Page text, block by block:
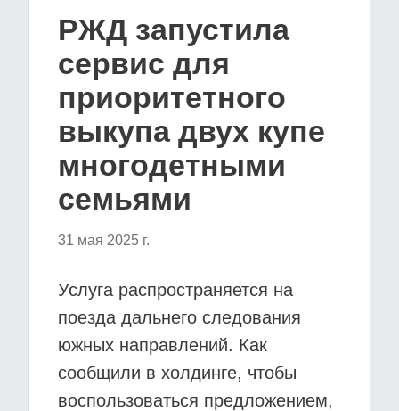
РЖД запустила
сервис для
приоритетного
выкупа двух купе
многодетными
семьями
31 мая 2025 г.
Услуга распространяется на
поезда дальнего следования
южных направлений. Как
сообщили в холдинге, чтобы
воспользоваться предложением,